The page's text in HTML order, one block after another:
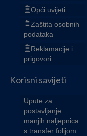
Opći uvijeti
Zaštita osobnih
podataka
Reklamacije i
prigovori
Korisni savijeti
Upute za
postavljanje
manjih naljepnica
s transfer folijom